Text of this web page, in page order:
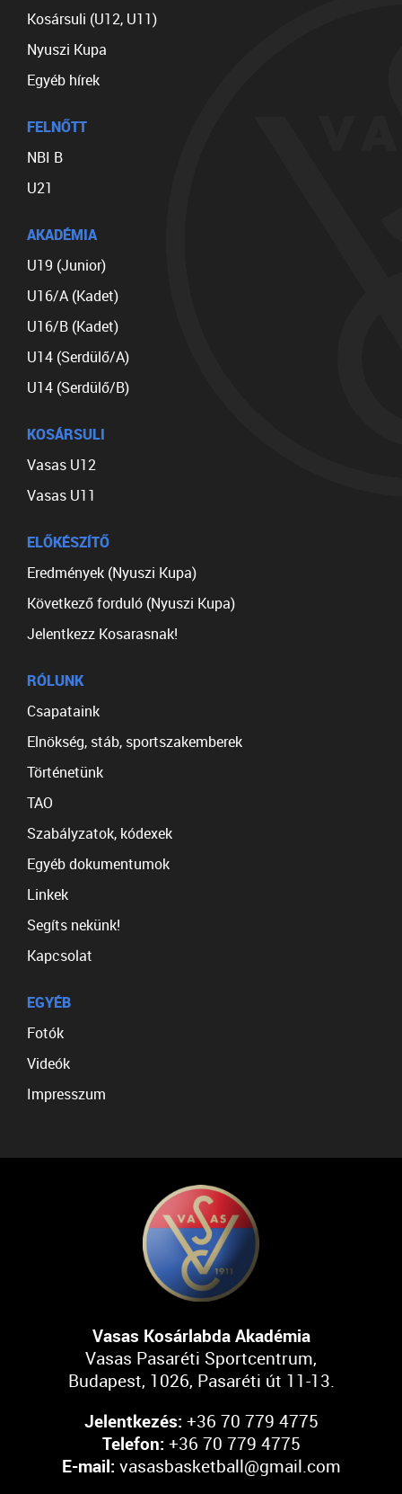
Kosársuli (U12, U11)
Nyuszi Kupa
Egyéb hírek
FELNŐTT
NBI B
U21
AKADÉMIA
U19 (Junior)
U16/A (Kadet)
U16/B (Kadet)
U14 (Serdülő/A)
U14 (Serdülő/B)
KOSÁRSULI
Vasas U12
Vasas U11
ELŐKÉSZÍTŐ
Eredmények (Nyuszi Kupa)
Következő forduló (Nyuszi Kupa)
Jelentkezz Kosarasnak!
RÓLUNK
Csapataink
Elnökség, stáb, sportszakemberek
Történetünk
TAO
Szabályzatok, kódexek
Egyéb dokumentumok
Linkek
Segíts nekünk!
Kapcsolat
EGYÉB
Fotók
Videók
Impresszum
Vasas Kosárlabda Akadémia
Vasas Pasaréti Sportcentrum,
Budapest, 1026, Pasaréti út 11-13.
Jelentkezés: +36 70 779 4775
Telefon: +36 70 779 4775
E-mail: vasasbasketball@gmail.com